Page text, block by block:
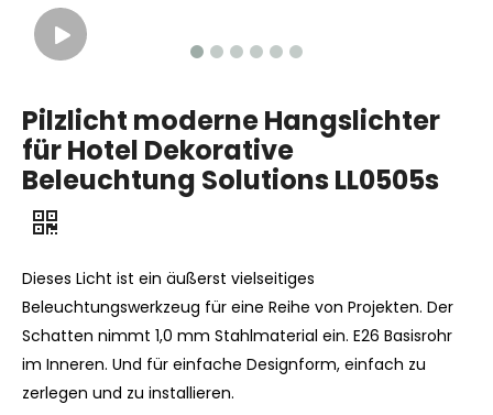
Pilzlicht moderne Hangslichter
für Hotel Dekorative
Beleuchtung Solutions LL0505s
Dieses Licht ist ein äußerst vielseitiges
Beleuchtungswerkzeug für eine Reihe von Projekten. Der
Schatten nimmt 1,0 mm Stahlmaterial ein. E26 Basisrohr
im Inneren. Und für einfache Designform, einfach zu
zerlegen und zu installieren.